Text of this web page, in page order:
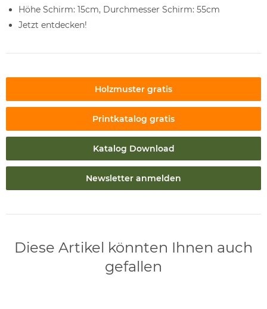
Höhe Schirm: 15cm, Durchmesser Schirm: 55cm
Jetzt entdecken!
Holzmuster gratis
Printkatalog gratis
Katalog Download
Newsletter anmelden
Diese Artikel könnten Ihnen auch
gefallen